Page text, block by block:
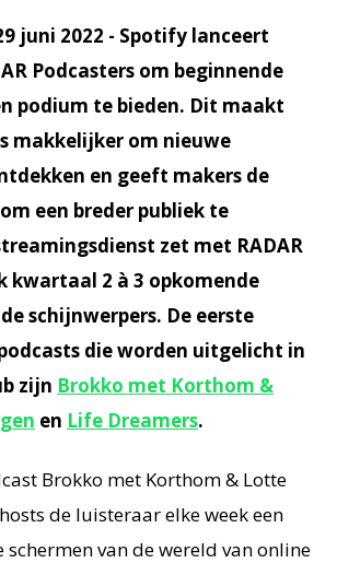
juni 2022 - Spotify lanceert
Podcasters om beginnende
podium te bieden. Dit maakt
makkelijker om nieuwe
en geeft makers de
een breder publiek te
zet met RADAR
kwartaal 2 à 3 opkomende
schijnwerpers. De eerste
die worden uitgelicht in
zijn Brokko met Korthom &
en Life Dreamers.
Brokko met Korthom & Lotte
de luisteraar elke week een
schermen van de wereld van online